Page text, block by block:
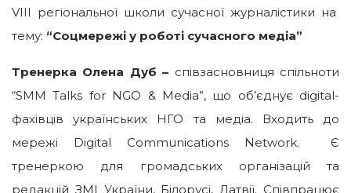
VIII регіональної школи сучасної журналістики на
тему: “Соцмережі у роботі сучасного медіа”
Тренерка Олена Дуб – співзасновниця спільноти
“SMM Talks for NGO & Media”, що об’єднує digital-
фахівців українських НГО та медіа. Входить до
мережі Digital Communications Network. Є
тренеркою для громадських організацій та
редакцій ЗМІ України, Білорусі, Латвії. Співпрацює